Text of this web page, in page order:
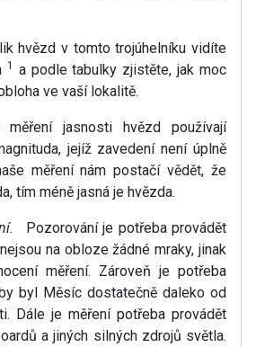
hvězd v tomto trojúhelníku vidíte
1
a podle tabulky zjistěte, jak moc
ve vaší lokalitě.
měření jasnosti hvězd používají
jejíž zavedení není úplně
měření nám postačí vědět, že
tím méně jasná je hvězda.
Pozorování je potřeba provádět
na obloze žádné mraky, jinak
měření. Zároveň je potřeba
byl Měsíc dostatečně daleko od
Dále je měření potřeba provádět
a jiných silných zdrojů světla.